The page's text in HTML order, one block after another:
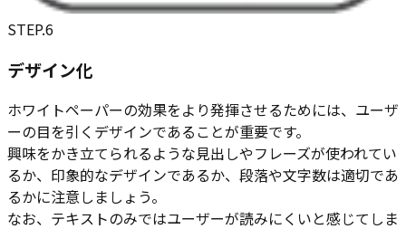
STEP.6
デザイン化
ホワイトペーパーの効果をより発揮させるためには、ユーザ
ーの目を引くデザインであることが重要です。
興味をかき立てられるような見出しやフレーズが使われてい
るか、印象的なデザインであるか、段落や文字数は適切であ
るかに注意しましょう。
なお、テキストのみではユーザーが読みにくいと感じてしま